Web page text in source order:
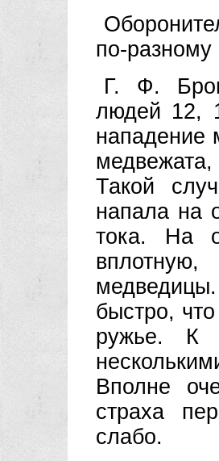
по-разному
Г. Ф.
людей 12,
нападение
Такой
напала на
тока. На
быстро,
ружье. К
Вполне
страха
слабо.